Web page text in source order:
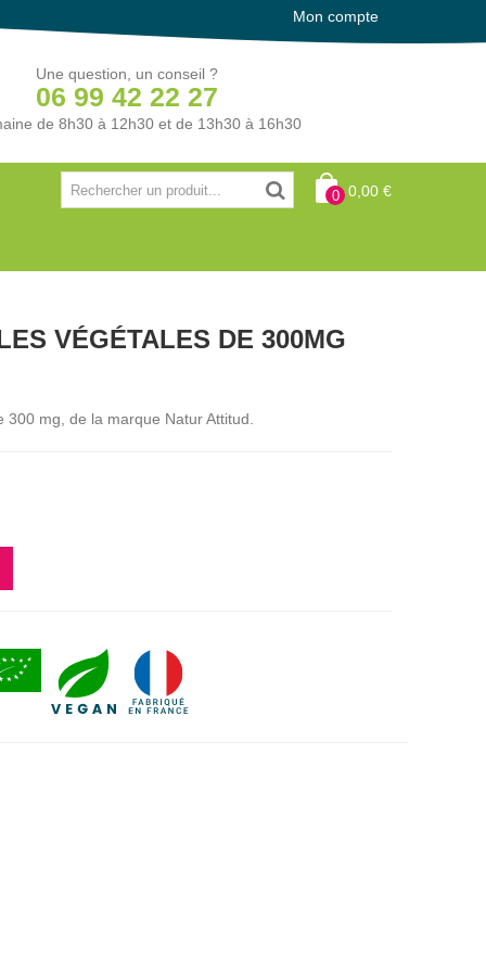
Mon compte
Une question, un conseil ?
06 99 42 22 27
de 8h30 à 12h30 et de 13h30 à 16h30
0 0,00 €
VÉGÉTALES DE 300MG
mg, de la marque Natur Attitud.